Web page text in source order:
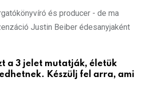
és producer - de ma
Justin Beiber édesanyjaként
a 3 jelet mutatják, életük
Készülj fel arra, ami